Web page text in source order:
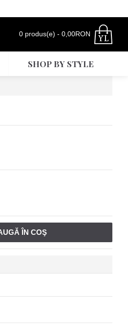
0 produs(e) - 0,00RON
SHOP BY STYLE
ÎN COŞ